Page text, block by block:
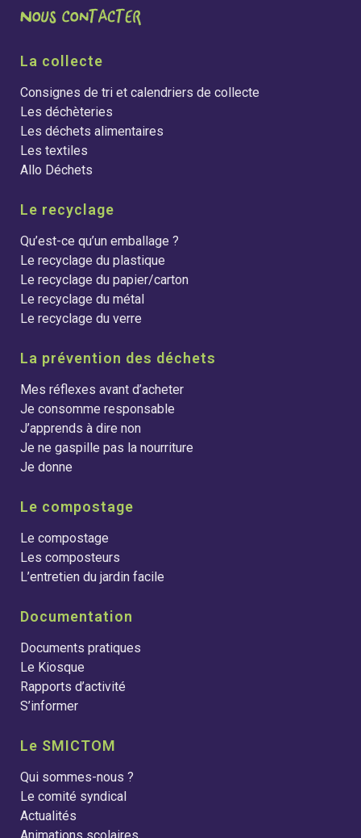
La collecte
Consignes de tri et calendriers de collecte
Les déchèteries
Les déchets alimentaires
Les textiles
Allo Déchets
Le recyclage
Qu’est-ce qu’un emballage ?
Le recyclage du plastique
Le recyclage du papier/carton
Le recyclage du métal
Le recyclage du verre
La prévention des déchets
Mes réflexes avant d’acheter
Je consomme responsable
J’apprends à dire non
Je ne gaspille pas la nourriture
Je donne
Le compostage
Le compostage
Les composteurs
L’entretien du jardin facile
Documentation
Documents pratiques
Le Kiosque
Rapports d’activité
S’informer
Le SMICTOM
Qui sommes-nous ?
Le comité syndical
Actualités